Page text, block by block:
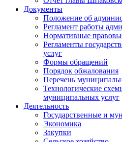
Документы
Положение об
Регламент работы
Нормативные
Регламенты
услуг
Формы обращений
Порядок обжалования
Перечень
Технологические
муниципальных услуг
Деятельность
Государственные и
Экономика
Закупки